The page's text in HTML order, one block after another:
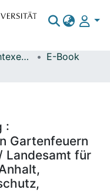
Elektronische Pflichtexemplare
E-Book
:
Gartenfeuern
Landesamt für